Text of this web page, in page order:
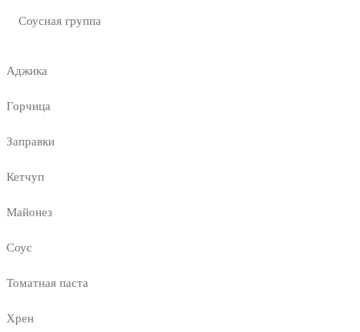
Соусная группа
Аджика
Горчица
Заправки
Кетчуп
Майонез
Соус
Томатная паста
Хрен